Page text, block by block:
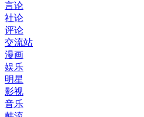
言论
社论
评论
交流站
漫画
娱乐
明星
影视
音乐